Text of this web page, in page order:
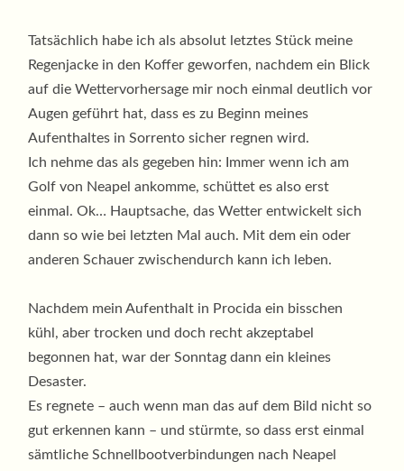
Tatsächlich habe ich als absolut letztes Stück meine
Regenjacke in den Koffer geworfen, nachdem ein Blick
auf die Wettervorhersage mir noch einmal deutlich vor
Augen geführt hat, dass es zu Beginn meines
Aufenthaltes in Sorrento sicher regnen wird.
Ich nehme das als gegeben hin: Immer wenn ich am
Golf von Neapel ankomme, schüttet es also erst
einmal. Ok… Hauptsache, das Wetter entwickelt sich
dann so wie bei letzten Mal auch. Mit dem ein oder
anderen Schauer zwischendurch kann ich leben.
Nachdem mein Aufenthalt in Procida ein bisschen
kühl, aber trocken und doch recht akzeptabel
begonnen hat, war der Sonntag dann ein kleines
Desaster.
Es regnete – auch wenn man das auf dem Bild nicht so
gut erkennen kann – und stürmte, so dass erst einmal
sämtliche Schnellbootverbindungen nach Neapel